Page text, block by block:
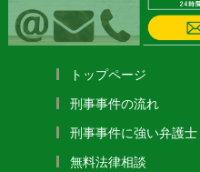
トップページ
刑事事件の流れ
刑事事件に強い弁護士
無料法律相談